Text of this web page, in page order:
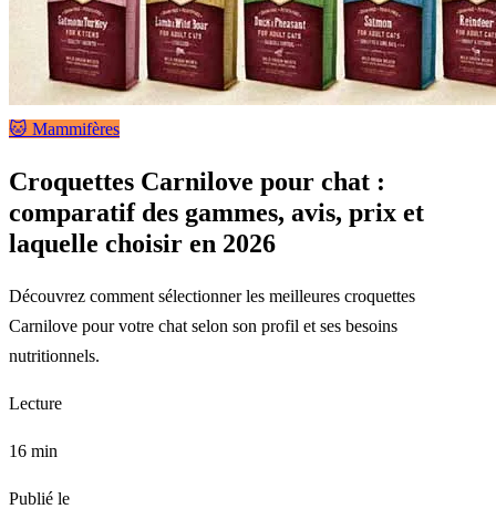
🐱 Mammifères
Croquettes Carnilove pour chat :
comparatif des gammes, avis, prix et
laquelle choisir en 2026
Découvrez comment sélectionner les meilleures croquettes
Carnilove pour votre chat selon son profil et ses besoins
nutritionnels.
Lecture
16 min
Publié le